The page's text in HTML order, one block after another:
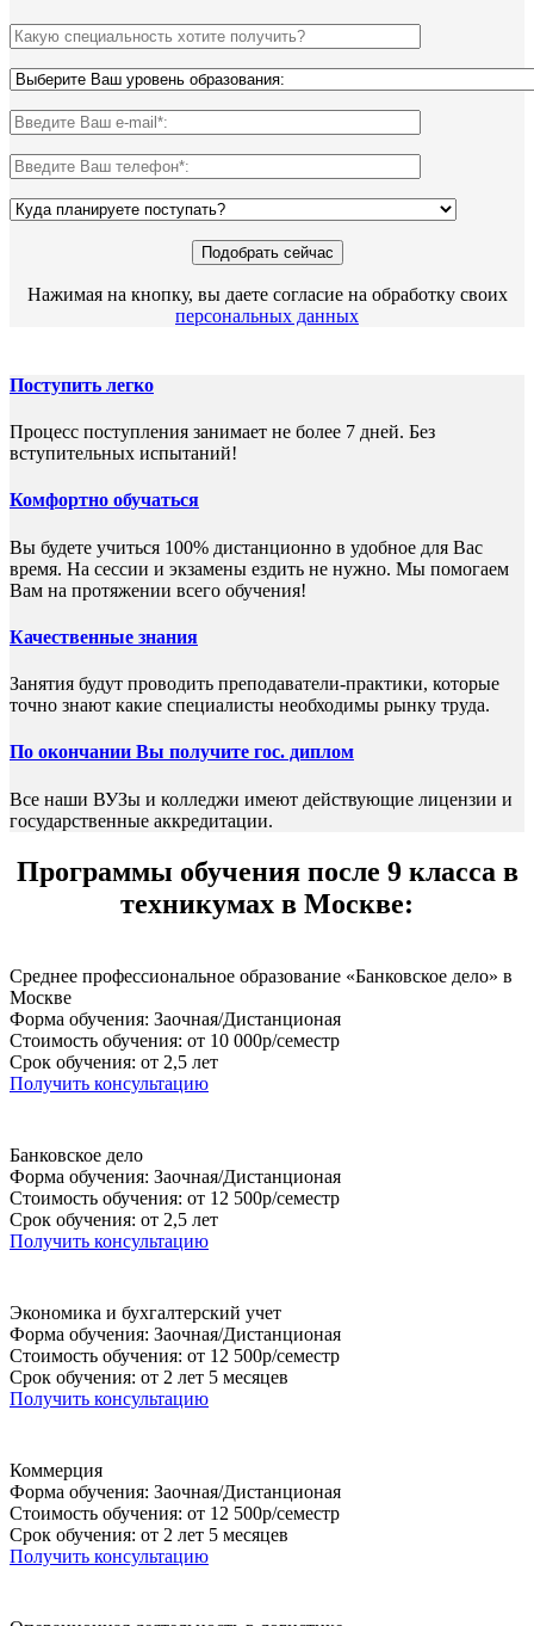
Нажимая на кнопку, вы даете согласие на обработку своих
персональных данных
Поступить легко
Процесс поступления занимает не более 7 дней. Без
вступительных испытаний!
Комфортно обучаться
Вы будете учиться 100% дистанционно в удобное для Вас
время. На сессии и экзамены ездить не нужно. Мы помогаем
Вам на протяжении всего обучения!
Качественные знания
Занятия будут проводить преподаватели-практики, которые
точно знают какие специалисты необходимы рынку труда.
По окончании Вы получите гос. диплом
Все наши ВУЗы и колледжи имеют действующие лицензии и
государственные аккредитации.
Программы обучения после 9 класса в
техникумах в Москве:
Среднее профессиональное образование «Банковское дело» в
Москве
Форма обучения: Заочная/Дистанционая
Стоимость обучения: от 10 000р/семестр
Срок обучения: от 2,5 лет
Получить консультацию
Банковское дело
Форма обучения: Заочная/Дистанционая
Стоимость обучения: от 12 500р/семестр
Срок обучения: от 2,5 лет
Получить консультацию
Экономика и бухгалтерский учет
Форма обучения: Заочная/Дистанционая
Стоимость обучения: от 12 500р/семестр
Срок обучения: от 2 лет 5 месяцев
Получить консультацию
Коммерция
Форма обучения: Заочная/Дистанционая
Стоимость обучения: от 12 500р/семестр
Срок обучения: от 2 лет 5 месяцев
Получить консультацию